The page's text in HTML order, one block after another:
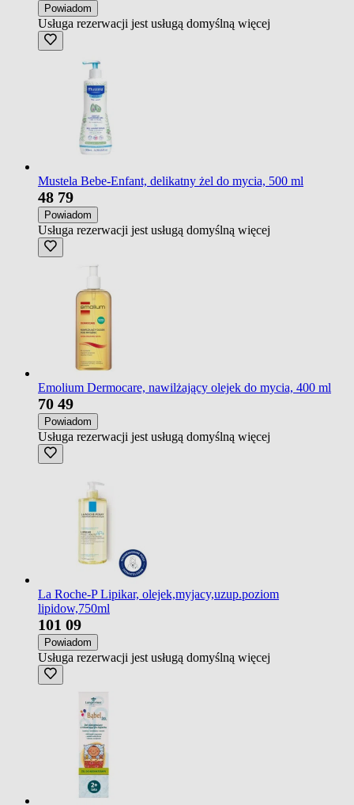
Powiadom
Usługa rezerwacji jest usługą domyślną więcej
Mustela Bebe-Enfant, delikatny żel do mycia, 500 ml
48 79
Powiadom
Usługa rezerwacji jest usługą domyślną więcej
Emolium Dermocare, nawilżający olejek do mycia, 400 ml
70 49
Powiadom
Usługa rezerwacji jest usługą domyślną więcej
La Roche-P Lipikar, olejek,myjacy,uzup.poziom
lipidow,750ml
101 09
Powiadom
Usługa rezerwacji jest usługą domyślną więcej